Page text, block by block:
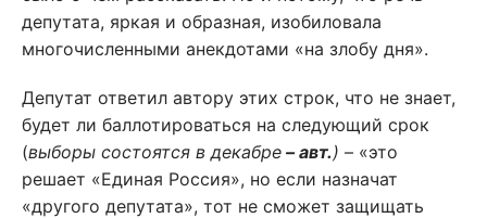
депутата, яркая и образная, изобиловала
многочисленными анекдотами «на злобу дня».
Депутат ответил автору этих строк, что не знает,
будет ли баллотироваться на следующий срок
(выборы состоятся в декабре – авт.) – «это
решает «Единая Россия», но если назначат
«другого депутата», тот не сможет защищать